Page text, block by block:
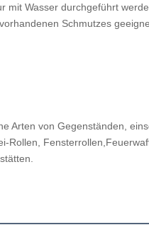
Wasser durchgeführt
Schmutzes
Arten von Gegenständen,